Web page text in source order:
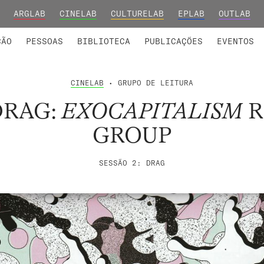
ARGLAB CINELAB CULTURELAB EPLAB OUTLAB
PESSOAS BIBLIOTECA PUBLICAÇÕES EVENTOS
CINELAB • GRUPO DE LEITURA
EXOCAPITALISM
GROUP
SESSÃO 2: DRAG